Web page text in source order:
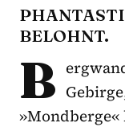
BELOHNT.
B